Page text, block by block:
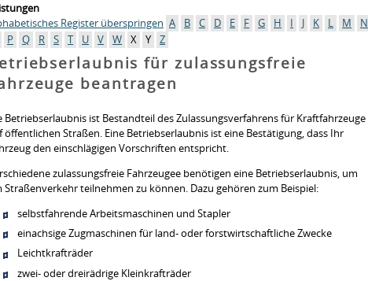
Register überspringen A B C D E F G H I J K L M
N
P
Q R S T U V W X Y Z
für zulassungsfreie
beantragen
Betriebserlaubnis ist Bestandteil des Zulassungsverfahrens für Kraftfahrzeuge
öffentlichen Straßen. Eine Betriebserlaubnis ist eine Bestätigung, dass Ihr
den einschlägigen Vorschriften entspricht.
zulassungsfreie Fahrzeugee benötigen eine Betriebserlaubnis, um
Straßenverkehr teilnehmen zu können. Dazu gehören zum Beispiel:
selbstfahrende Arbeitsmaschinen und Stapler
einachsige Zugmaschinen für land- oder forstwirtschaftliche Zwecke
Leichtkrafträder
zwei- oder dreirädrige Kleinkrafträder